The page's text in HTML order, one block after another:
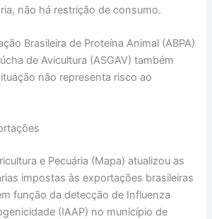
não há restrição de consumo.
Brasileira de Proteína Animal (ABPA)
de Avicultura (ASGAV) também
não representa risco ao
e Pecuária (Mapa) atualizou as
impostas às exportações brasileiras
função da detecção de Influenza
(IAAP) no município de